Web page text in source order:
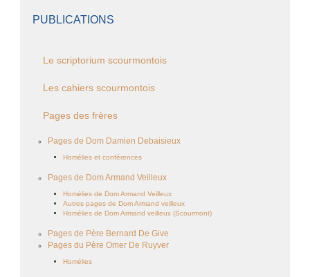
PUBLICATIONS
Le scriptorium scourmontois
Les cahiers scourmontois
Pages des frères
Pages de Dom Damien Debaisieux
Homélies et conférences
Pages de Dom Armand Veilleux
Homélies de Dom Armand Veilleux
Autres pages de Dom Armand veilleux
Homélies de Dom Armand veilleux (Scourmont)
Pages de Père Bernard De Give
Pages du Père Omer De Ruyver
Homélies